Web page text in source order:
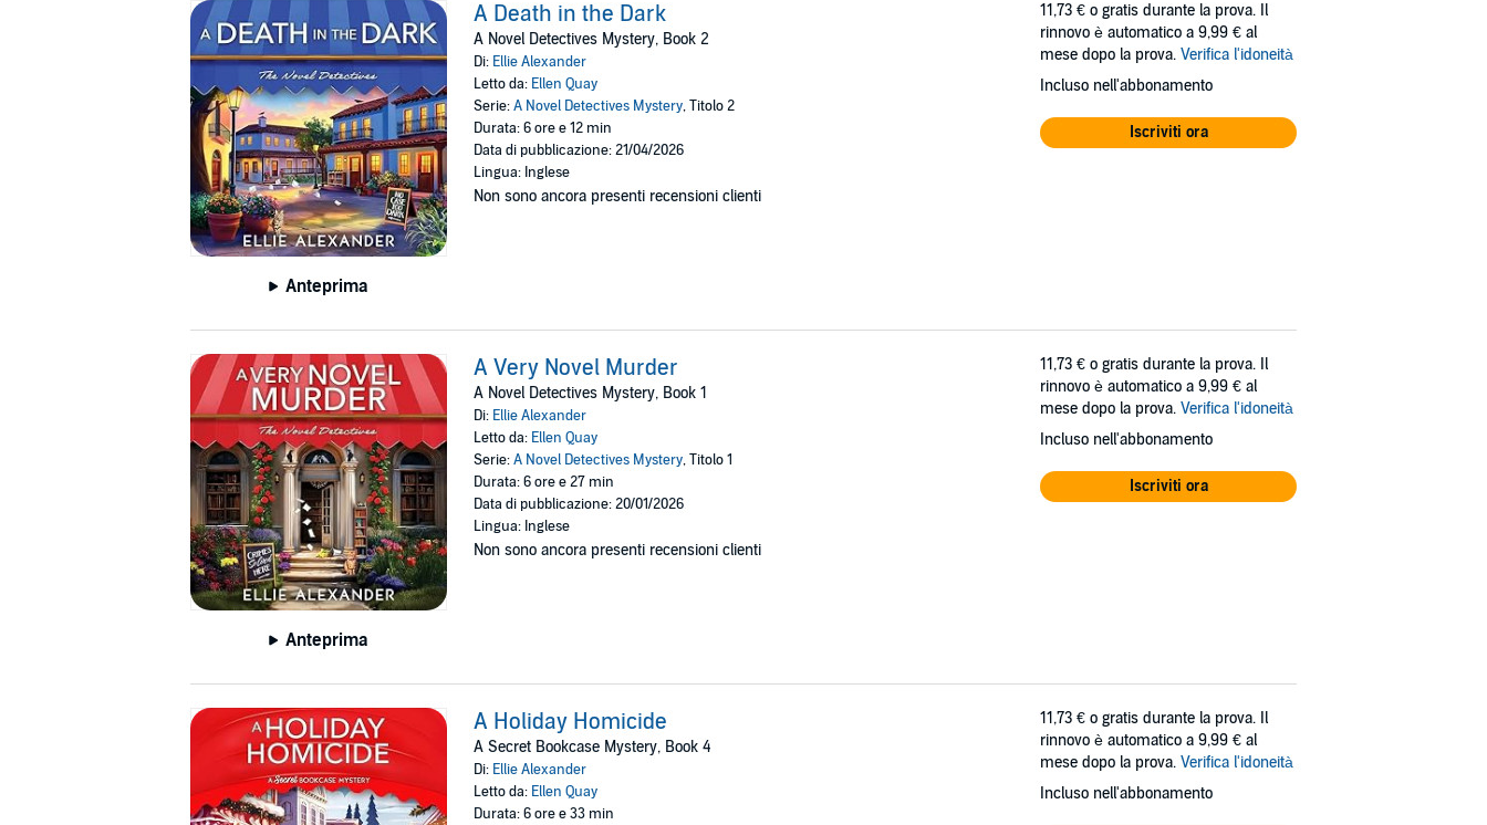
Anteprima
A Death in the Dark
A Novel Detectives Mystery, Book 2
Di: Ellie Alexander
Letto da: Ellen Quay
Serie:A Novel Detectives Mystery, Titolo 2
Durata: 6 ore e 12 min
Data di pubblicazione: 21/04/2026
Lingua: Inglese
Non sono ancora presenti recensioni clienti
11,73 € o gratis durante la prova. Il
rinnovo è automatico a 9,99 € al
mese dopo la prova. Verifica l'idoneità
Incluso nell'abbonamento
Iscriviti ora
Anteprima
A Very Novel Murder
A Novel Detectives Mystery, Book 1
Di: Ellie Alexander
Letto da: Ellen Quay
Serie:A Novel Detectives Mystery, Titolo 1
Durata: 6 ore e 27 min
Data di pubblicazione: 20/01/2026
Lingua: Inglese
Non sono ancora presenti recensioni clienti
11,73 € o gratis durante la prova. Il
rinnovo è automatico a 9,99 € al
mese dopo la prova. Verifica l'idoneità
Incluso nell'abbonamento
Iscriviti ora
A Holiday Homicide
A Secret Bookcase Mystery, Book 4
Di: Ellie Alexander
Letto da: Ellen Quay
Durata: 6 ore e 33 min
11,73 € o gratis durante la prova. Il
rinnovo è automatico a 9,99 € al
mese dopo la prova. Verifica l'idoneità
Incluso nell'abbonamento